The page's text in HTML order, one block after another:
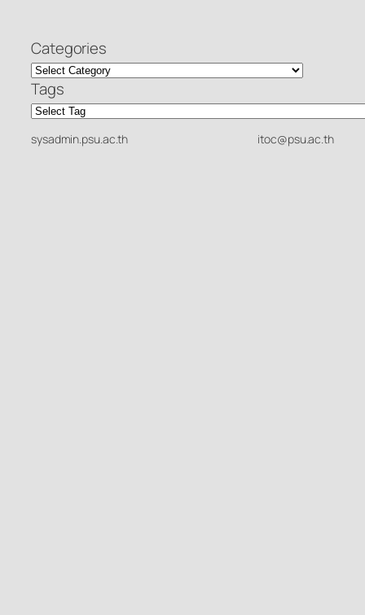
Categories
Tags
sysadmin.psu.ac.th itoc@psu.ac.th